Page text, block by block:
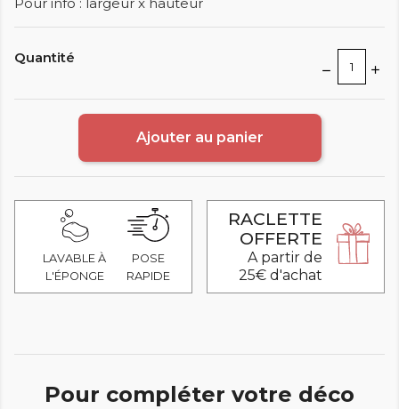
Pour info : largeur x hauteur
Quantité
Ajouter au panier
LAVABLE À
L'ÉPONGE
POSE
RAPIDE
RACLETTE
OFFERTE
A partir de
25€ d'achat
Pour compléter votre déco